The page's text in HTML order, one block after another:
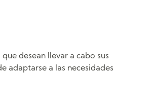
desean llevar a cabo sus
adaptarse a las necesidades